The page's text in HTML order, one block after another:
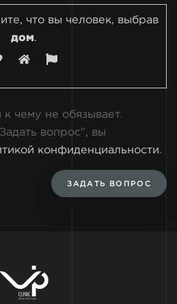
что вы человек, выбрав
дом.
к чему не обязывает.
вопрос", вы
конфиденциальности.
ЗАДАТЬ ВОПРОС